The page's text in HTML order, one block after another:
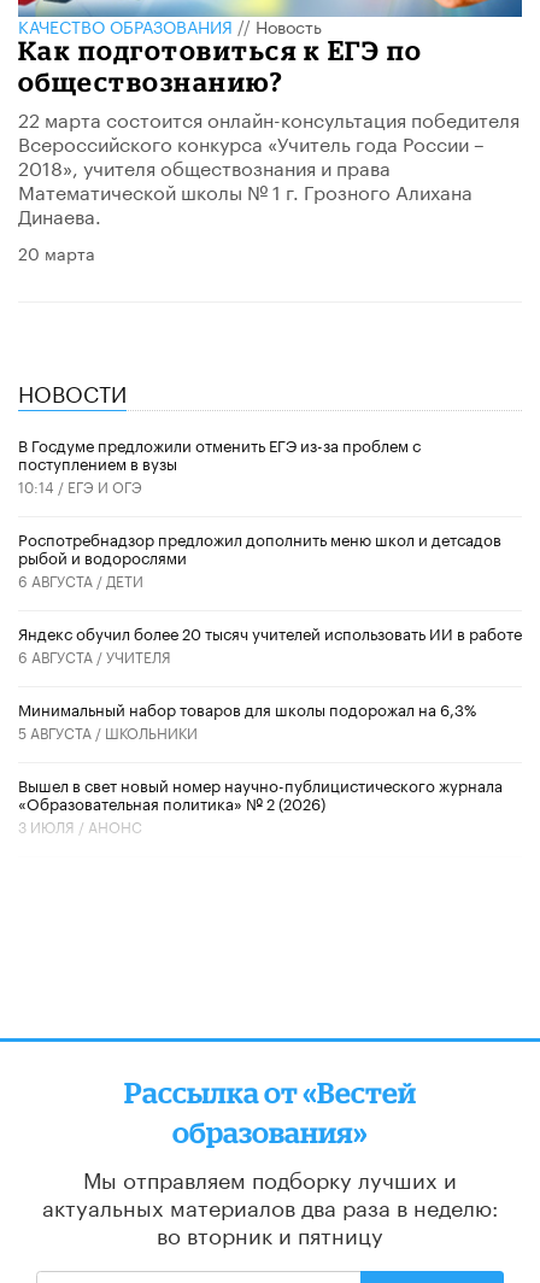
КАЧЕСТВО ОБРАЗОВАНИЯ//Новость
Как подготовиться к ЕГЭ по
обществознанию?
22 марта состоится онлайн-консультация победителя
Всероссийского конкурса «Учитель года России –
2018», учителя обществознания и права
Математической школы № 1 г. Грозного Алихана
Динаева.
20 марта
НОВОСТИ
В Госдуме предложили отменить ЕГЭ из-за проблем с
поступлением в вузы
10:14 / ЕГЭ И ОГЭ
Роспотребнадзор предложил дополнить меню школ и детсадов
рыбой и водорослями
6 АВГУСТА / ДЕТИ
​Яндекс обучил более 20 тысяч учителей использовать ИИ в работе
6 АВГУСТА /УЧИТЕЛЯ
Минимальный набор товаров для школы подорожал на 6,3%
5 АВГУСТА / ШКОЛЬНИКИ
Вышел в свет новый номер научно-публицистического журнала
«Образовательная политика» № 2 (2026)
3 ИЮЛЯ / АНОНС
Рассылка от «Вестей
образования»
Мы отправляем подборку лучших и
актуальных материалов два раза в неделю:
во вторник и пятницу